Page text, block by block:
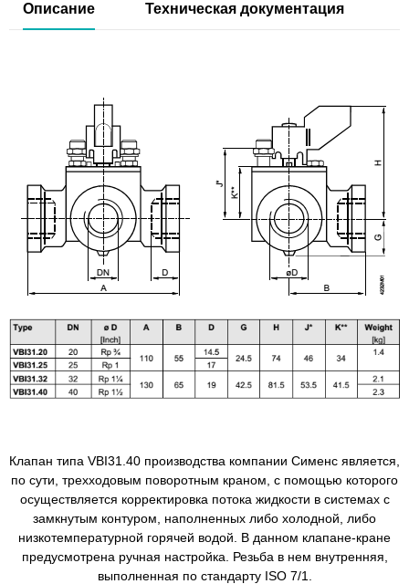
Описание Техническая документация
Клапан типа VBI31.40 производства компании Сименс является,
по сути, трехходовым поворотным краном, с помощью которого
осуществляется корректировка потока жидкости в системах с
замкнутым контуром, наполненных либо холодной, либо
низкотемпературной горячей водой. В данном клапане-кране
предусмотрена ручная настройка. Резьба в нем внутренняя,
выполненная по стандарту ISO 7/1.